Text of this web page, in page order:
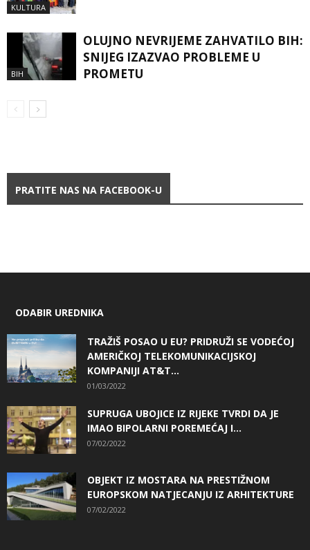
KULTURA
BIH
OLUJNO NEVRIJEME ZAHVATILO BIH:
SNIJEG IZAZVAO PROBLEME U
PROMETU
PRATITE NAS NA FACEBOOK-U
ODABIR UREDNIKA
TRAŽIŠ POSAO U EU? PRIDRUŽI SE VODEĆOJ
AMERIČKOJ TELEKOMUNIKACIJSKOJ
KOMPANIJI AT&T...
01/03/2022
SUPRUGA UBOJICE IZ RIJEKE TVRDI DA JE
IMAO BIPOLARNI POREMEĆAJ I...
07/02/2022
OBJEKT IZ MOSTARA NA PRESTIŽNOM
EUROPSKOM NATJECANJU IZ ARHITEKTURE
07/02/2022